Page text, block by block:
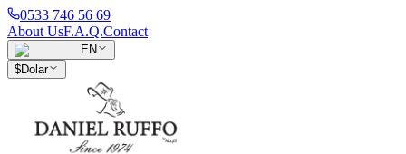
0533 746 56 69
About UsF.A.Q.Contact
EN
$Dolar